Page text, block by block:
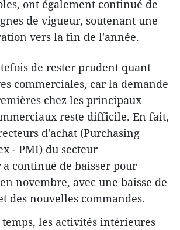
ont également continué de
de vigueur, soutenant une
vers la fin de l'année.
de rester prudent quant
commerciales, car la demande
chez les principaux
reste difficile. En fait,
d'achat (Purchasing
- PMI) du secteur
continué de baisser pour
novembre, avec une baisse de
des nouvelles commandes.
les activités intérieures